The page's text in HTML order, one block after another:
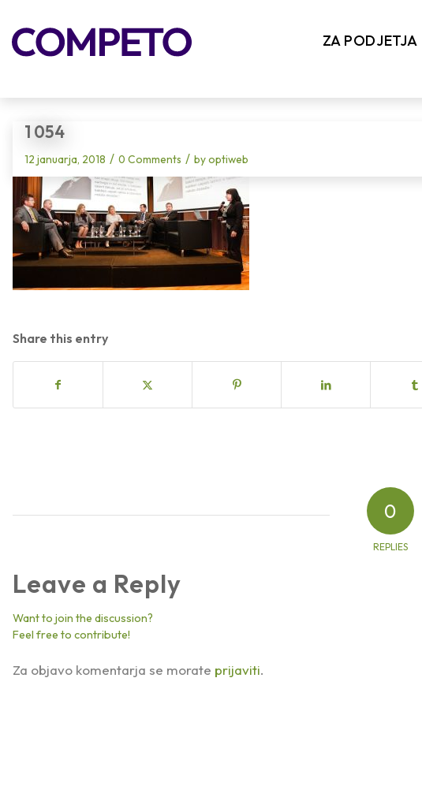
ZA PODJETJA
1 054
12 januarja, 2018 / 0 Comments / byoptiweb
Share this entry
0
REPLIES
Leave a Reply
Want to join the discussion?
Feel free to contribute!
Za objavo komentarja se morate prijaviti.